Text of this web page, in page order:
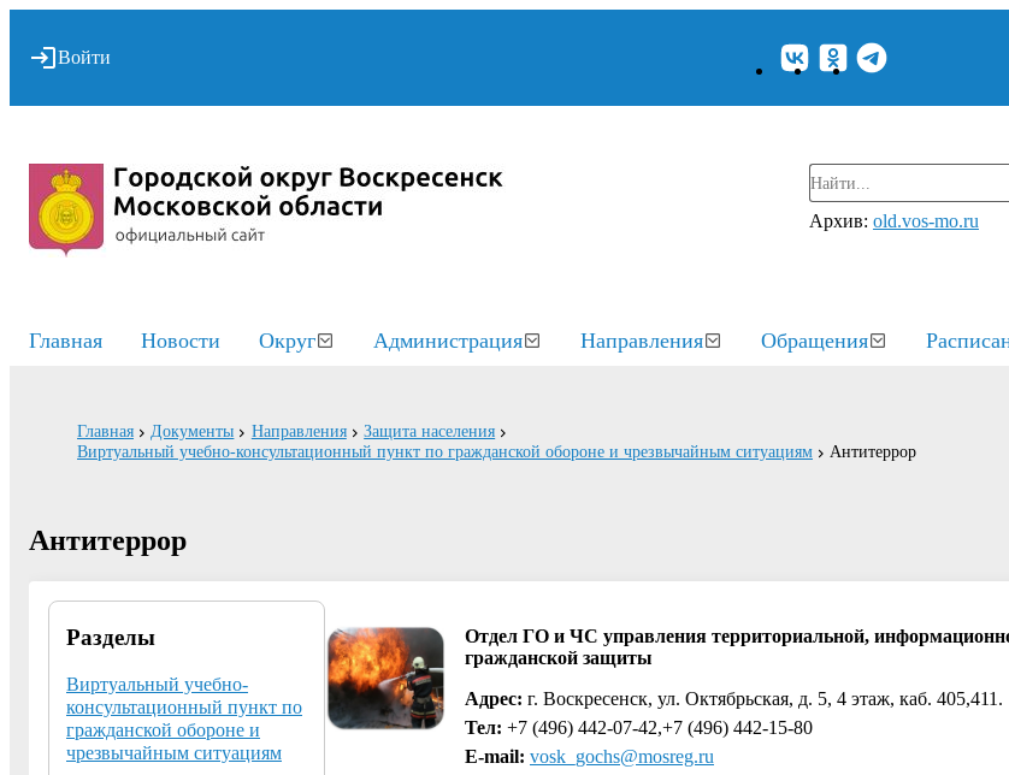
Войти
Архив: old.vos-mo.ru
Главная Новости Округ Администрация Направления Обращения
Главная Документы Направления
Защита населения
Виртуальный учебно-консультационный пункт по гражданской обороне и чрезвычайным ситуациям
Антитеррор
Антитеррор
Разделы
Виртуальный учебно-
консультационный пункт по
гражданской обороне и
чрезвычайным ситуациям
Отдел ГО и ЧС управления территориальной,
гражданской защиты
Адрес: г. Воскресенск, ул. Октябрьская, д. 5, 4 этаж, каб. 405,411.
Тел: +7 (496) 442-07-42,+7 (496) 442-15-80
E-mail: vosk_gochs@mosreg.ru